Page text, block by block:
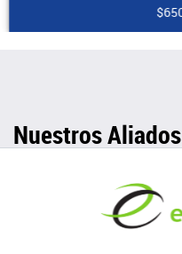
Nuestros Aliados